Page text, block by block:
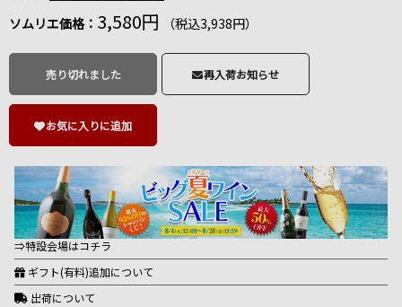
ソムリエ価格： 3,580円 （税込3,938円）
売り切れました 再入荷お知らせ
お気に入りに追加
⇒特設会場はコチラ
ギフト(有料)追加について
出荷について